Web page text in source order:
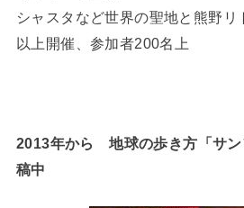
シャスタなど世界の聖地と熊野リ
以上開催、参加者200名上
2013年から 地球の歩き方「サン
稿中